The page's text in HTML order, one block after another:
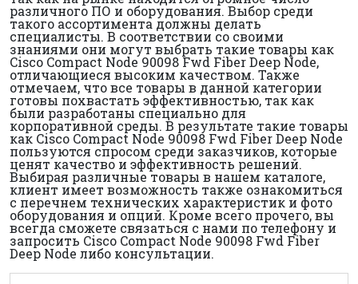
различного ПО и оборудования. Выбор среди
такого ассортимента должны делать
специалисты. В соответствии со своими
знаниями они могут выбрать такие товары как
Cisco Compact Node 90098 Fwd Fiber Deep Node,
отличающиеся высоким качеством. Также
отмечаем, что все товары в данной категории
готовы похвастать эффективностью, так как
были разработаны специально для
корпоративной среды. В результате такие товары
как Cisco Compact Node 90098 Fwd Fiber Deep Node
пользуются спросом среди заказчиков, которые
ценят качество и эффективность решений.
Выбирая различные товары в нашем каталоге,
клиент имеет возможность также ознакомиться
с перечнем технических характеристик и фото
оборудования и опций. Кроме всего прочего, вы
всегда сможете связаться с нами по телефону и
запросить Cisco Compact Node 90098 Fwd Fiber
Deep Node либо консультации.